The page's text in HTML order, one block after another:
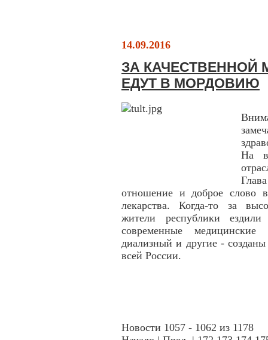
14.09.2016
ЗА
ЕДУТ В МОРДОВИЮ
На
отношение и доброе слово
лекарства. Когда-то за
жители республики
современные
диализный и другие -
всей России.
Новости 1057 - 1062 из 1178